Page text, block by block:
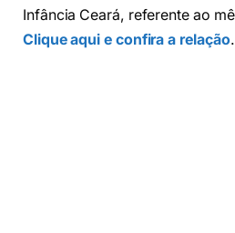
Infância Ceará, referente ao
Clique aqui e confira a relação.